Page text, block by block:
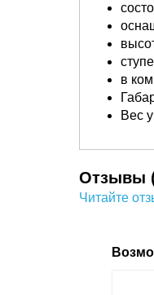
в
Вес
Отзывы
Читайте